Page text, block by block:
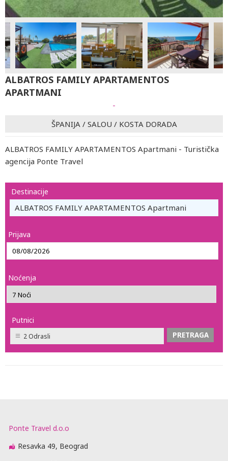
ALBATROS FAMILY APARTAMENTOS
APARTMANI
-
ŠPANIJA / SALOU / KOSTA DORADA
ALBATROS FAMILY APARTAMENTOS Apartmani - Turistička
agencija Ponte Travel
Destinacije
ALBATROS FAMILY APARTAMENTOS Apartmani
Prijava
Noćenja
Putnici
2 Odrasli
Ponte Travel d.o.o
Resavka 49, Beograd